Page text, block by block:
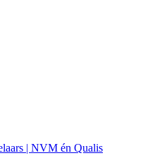
| NVM én Qualis